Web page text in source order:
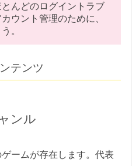
んどのログイントラブ
ウント管理のために、
。
テンツ
ンル
ームが存在します。代表